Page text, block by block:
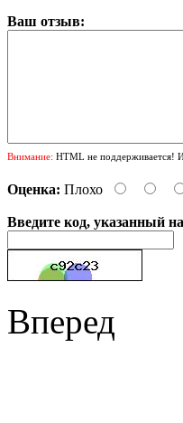
Ваш отзыв:
Внимание: HTML не поддерживается!
Оценка: Плохо
Введите код, указанный
Вперед